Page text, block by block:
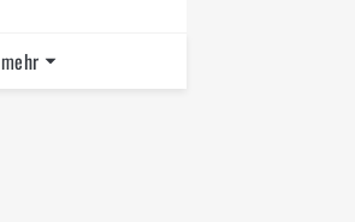
mehr